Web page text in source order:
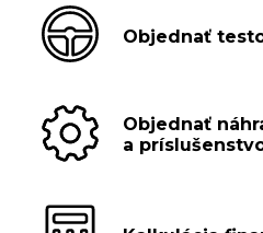
Objednať
Objednať
a